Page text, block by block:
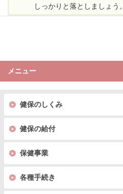
しっかりと落としましょう。
メニュー
健保のしくみ
健保の給付
保健事業
各種手続き